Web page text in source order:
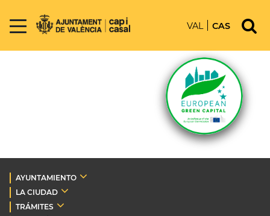
VAL CAS
AYUNTAMIENTO
LA CIUDAD
TRÁMITES